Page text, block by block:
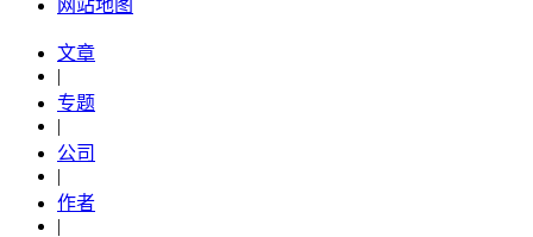
网站地图
文章
|
专题
|
公司
|
作者
|